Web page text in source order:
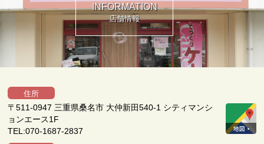
INFORMATION
店舗情報
住所
〒511-0947 三重県桑名市 大仲新田540-1 シティマンシ
ョンエース1F
TEL:070-1687-2837